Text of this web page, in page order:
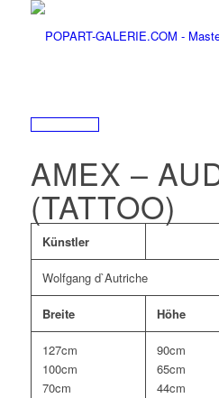
AMEX –
(TATTOO)
Künstler
Wolfgang d`Autriche
Breite Höhe
127cm
100cm
70cm
90cm
65cm
44cm